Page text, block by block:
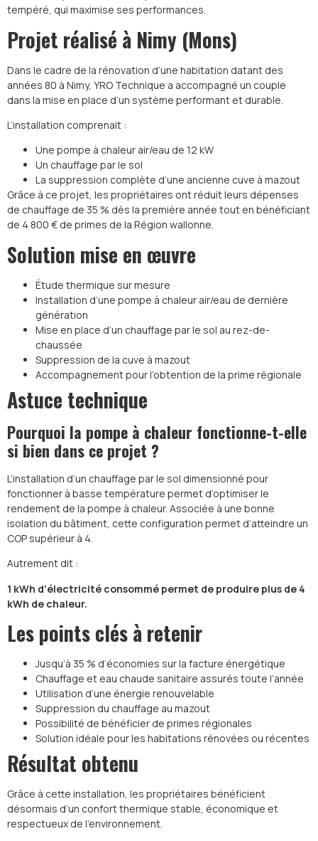
tempéré, qui maximise ses performances.
Projet réalisé à Nimy (Mons)
Dans le cadre de la rénovation d’une habitation datant des
années 80 à Nimy, YRO Technique a accompagné un couple
dans la mise en place d’un système performant et durable.
L’installation comprenait :
Une pompe à chaleur air/eau de 12 kW
Un chauffage par le sol
La suppression complète d’une ancienne cuve à mazout
Grâce à ce projet, les propriétaires ont réduit leurs dépenses
de chauffage de 35 % dès la première année tout en bénéficiant
de 4 800 € de primes de la Région wallonne.
Solution mise en œuvre
Étude thermique sur mesure
Installation d’une pompe à chaleur air/eau de dernière
génération
Mise en place d’un chauffage par le sol au rez-de-
chaussée
Suppression de la cuve à mazout
Accompagnement pour l’obtention de la prime régionale
Astuce technique
Pourquoi la pompe à chaleur fonctionne-t-elle
si bien dans ce projet ?
L’installation d’un chauffage par le sol dimensionné pour
fonctionner à basse température permet d’optimiser le
rendement de la pompe à chaleur. Associée à une bonne
isolation du bâtiment, cette configuration permet d’atteindre un
COP supérieur à 4.
Autrement dit :
1 kWh d’électricité consommé permet de produire plus de 4
kWh de chaleur.
Les points clés à retenir
Jusqu’à 35 % d’économies sur la facture énergétique
Chauffage et eau chaude sanitaire assurés toute l’année
Utilisation d’une énergie renouvelable
Suppression du chauffage au mazout
Possibilité de bénéficier de primes régionales
Solution idéale pour les habitations rénovées ou récentes
Résultat obtenu
Grâce à cette installation, les propriétaires bénéficient
désormais d’un confort thermique stable, économique et
respectueux de l’environnement.